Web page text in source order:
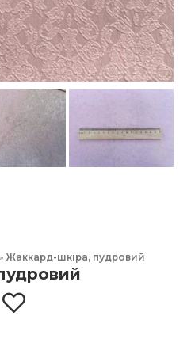
»Жаккард-шкіра, пудровий